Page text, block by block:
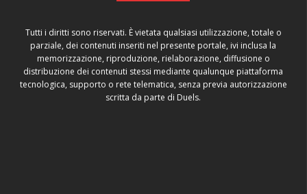
Tutti i diritti sono riservati. È vietata qualsiasi utilizzazione, totale o
parziale, dei contenuti inseriti nel presente portale, ivi inclusa la
memorizzazione, riproduzione, rielaborazione, diffusione o
distribuzione dei contenuti stessi mediante qualunque piattaforma
tecnologica, supporto o rete telematica, senza previa autorizzazione
scritta da parte di Duels.